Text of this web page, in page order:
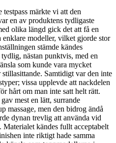
märkte vi att den
en av produktens tydligaste
olika längd gick det att få en
modeller, vilket gjorde stor
stämde kändes
nästan punktvis, med en
som kunde vara mycket
Samtidigt var den inte
vissa upplevde att nackdelen
hårt om man inte satt helt rätt.
mest en lätt, surrande
massage, men den bidrog ändå
dynan trevlig att använda vid
Materialet kändes fullt acceptabelt
inte riktigt hade samma